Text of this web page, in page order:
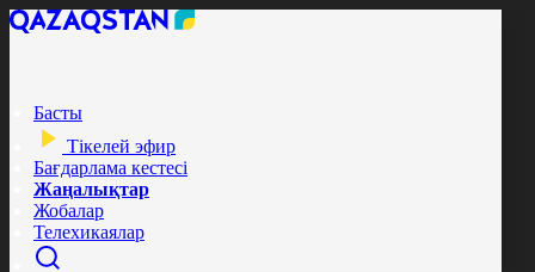
Басты
Тікелей эфир
Бағдарлама кестесі
Жаңалықтар
Жобалар
Телехикаялар